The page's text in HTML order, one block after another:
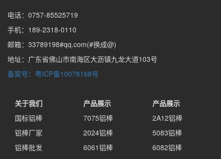
电话：0757-85525719
手机：189-2318-0110
邮箱：33789198#qq.com(#换成@)
地址：广东省佛山市南海区大沥镇九龙大道103号
备案号：粤ICP备10078168号
关于我们
国标铝棒
铝棒厂家
铝棒批发
产品展示
7075铝棒
2024铝棒
6061铝棒
产品展示
2A12铝棒
5083铝棒
6082铝棒